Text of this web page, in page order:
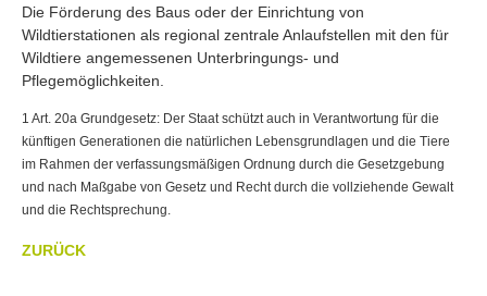
Die Förderung des Baus oder der Einrichtung von
Wildtierstationen als regional zentrale Anlaufstellen mit den für
Wildtiere angemessenen Unterbringungs- und
Pflegemöglichkeiten.
1 Art. 20a Grundgesetz: Der Staat schützt auch in Verantwortung für die
künftigen Generationen die natürlichen Lebensgrundlagen und die Tiere
im Rahmen der verfassungsmäßigen Ordnung durch die Gesetzgebung
und nach Maßgabe von Gesetz und Recht durch die vollziehende Gewalt
und die Rechtsprechung.
ZURÜCK